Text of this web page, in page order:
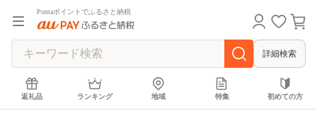
Pontaポイントでふるさと納税
詳細検索
返礼品 ランキング 地域 特集 初めての方